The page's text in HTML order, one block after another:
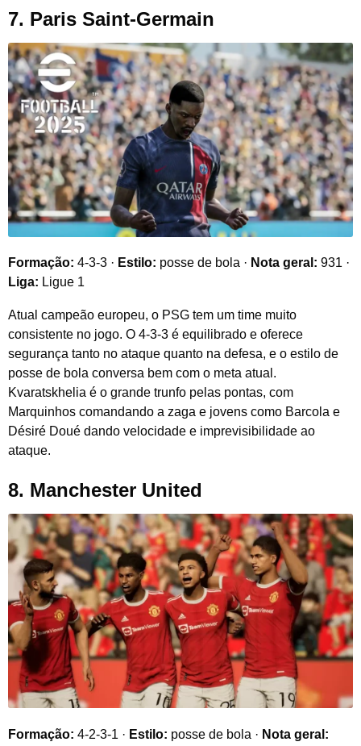
7. Paris Saint-Germain
Formação: 4-3-3 · Estilo: posse de bola · Nota geral: 931 ·
Liga: Ligue 1
Atual campeão europeu, o PSG tem um time muito
consistente no jogo. O 4-3-3 é equilibrado e oferece
segurança tanto no ataque quanto na defesa, e o estilo de
posse de bola conversa bem com o meta atual.
Kvaratskhelia é o grande trunfo pelas pontas, com
Marquinhos comandando a zaga e jovens como Barcola e
Désiré Doué dando velocidade e imprevisibilidade ao
ataque.
8. Manchester United
Formação: 4-2-3-1 · Estilo: posse de bola · Nota geral: